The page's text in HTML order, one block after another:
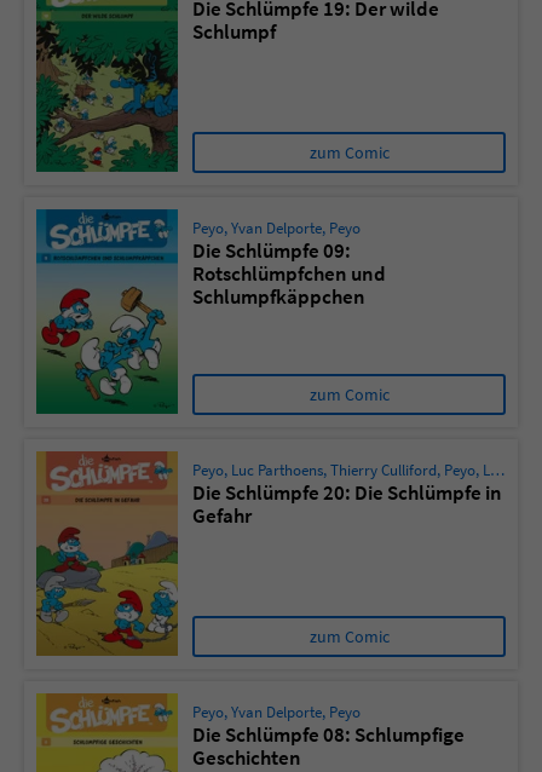
Die Schlümpfe 19: Der wilde
Schlumpf
zum Comic
Peyo,Yvan Delporte, Peyo
Die Schlümpfe 09:
Rotschlümpfchen und
Schlumpfkäppchen
zum Comic
Peyo, Luc Parthoens,Thierry Culliford, Peyo, Luc Parthoens
Die Schlümpfe 20: Die Schlümpfe in
Gefahr
zum Comic
Peyo,Yvan Delporte, Peyo
Die Schlümpfe 08: Schlumpfige
Geschichten